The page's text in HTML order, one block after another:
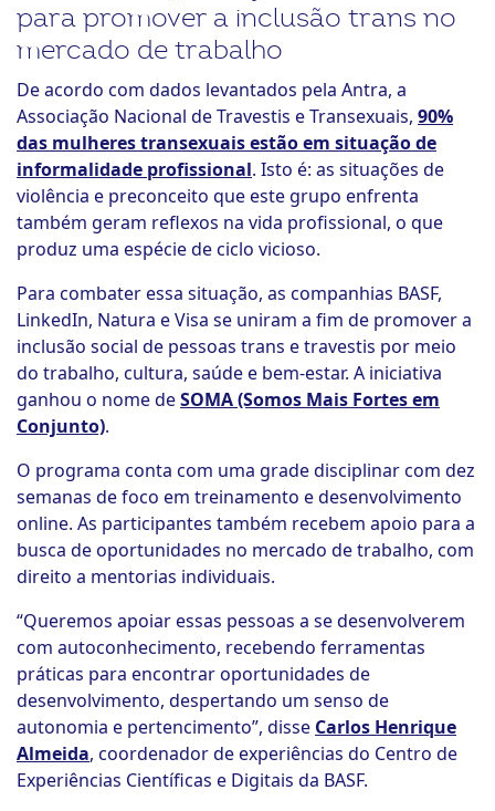
para promover a inclusão trans no
mercado de trabalho
De acordo com dados levantados pela Antra, a
Associação Nacional de Travestis e Transexuais, 90%
das mulheres transexuais estão em situação de
informalidade profissional. Isto é: as situações de
violência e preconceito que este grupo enfrenta
também geram reflexos na vida profissional, o que
produz uma espécie de ciclo vicioso.
Para combater essa situação, as companhias BASF,
LinkedIn, Natura e Visa se uniram a fim de promover a
inclusão social de pessoas trans e travestis por meio
do trabalho, cultura, saúde e bem-estar. A iniciativa
ganhou o nome deSOMA (Somos Mais Fortes em
Conjunto).
O programa conta com uma grade disciplinar com dez
semanas de foco em treinamento e desenvolvimento
online. As participantes também recebem apoio para a
busca de oportunidades no mercado de trabalho, com
direito a mentorias individuais.
“Queremos apoiar essas pessoas a se desenvolverem
com autoconhecimento, recebendo ferramentas
práticas para encontrar oportunidades de
desenvolvimento, despertando um senso de
autonomia e pertencimento”, disse Carlos Henrique
Almeida, coordenador de experiências do Centro de
Experiências Científicas e Digitais da BASF.